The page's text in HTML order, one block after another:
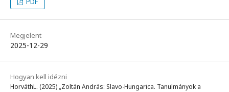
Megjelent
2025-12-29
Hogyan kell idézni
HorváthL. (2025) „Zoltán András: Slavo-Hungarica. Tanulmányok a